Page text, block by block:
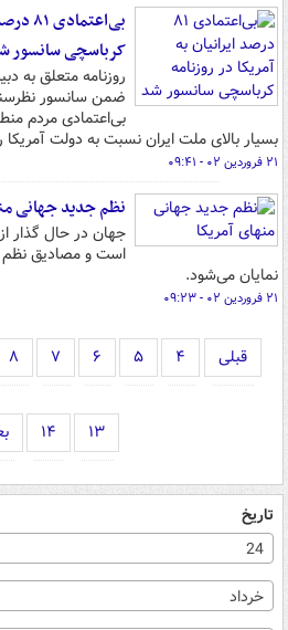
کرباسچی سانسور
روزنامه متعلق به
ضمن سانسور
بی‌اعتمادی مردم
بسیار بالای ملت ایران نسبت به دولت
۲۱ فروردین ۰۲ - ۰۹:۴۱
نظم جدید جهانی
جهان در حال گذار
است و مصادیق نظم
نمایان می‌شود.
۲۱ فروردین ۰۲ - ۰۹:۲۳
قبلی ۴ ۵ ۶ ۷ ۸
۱۳ ۱۴
تاریخ
24
خرداد